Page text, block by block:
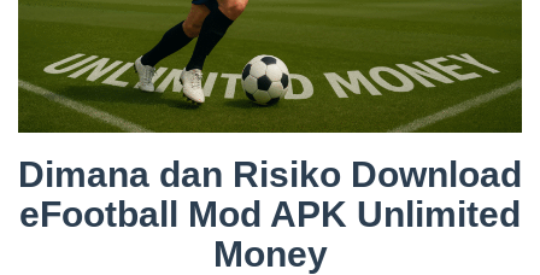
Dimana dan Risiko Download
eFootball Mod APK Unlimited
Money